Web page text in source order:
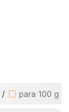
/ para 100 g